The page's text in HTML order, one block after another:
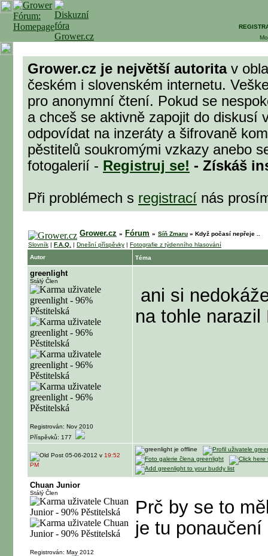
Grower.cz je největší autoritav
českém i slovenském internetu.
pro anonymní čtení. Pokud se
a chceš se aktivně zapojit do diskusí
odpovídat na inzeráty a šifrovaně
pěstitelů soukromými vzkazy anebo
fotogalerií - Registruj se! - Získáš
Při problémech s registrací nás
Grower.cz » Fórum » Síň Zmaru » Když počasí nepřeje ..
Slovník | F.A.Q. | Dnešní příspěvky | Fotografie z týdenního hlasování
Autor
Téma
greenlight
Stálý Člen
Registrován: Nov 2010
Příspěvků: 177
ani si
na tohle narazil
05-06-2012 v 19:52
PM
Chuan Junior
Stálý Člen
Registrován: May 2012
Prč by se to
je tu